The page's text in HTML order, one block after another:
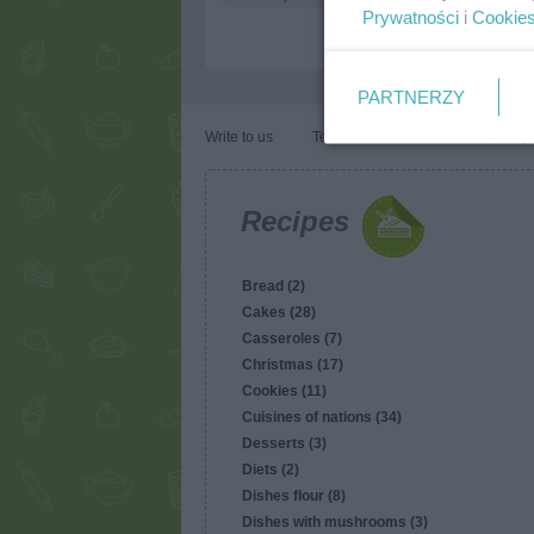
Write to us Terms of use
Recipes
Bread (2)
Cakes (28)
Casseroles (7)
Christmas (17)
Cookies (11)
Cuisines of nations (34)
Desserts (3)
Diets (2)
Dishes flour (8)
Dishes with mushrooms (3)
Prywatności i Cookies
PARTNERZY